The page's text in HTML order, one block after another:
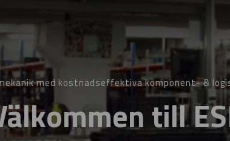
med kostnadseffektiva komponent- &
till